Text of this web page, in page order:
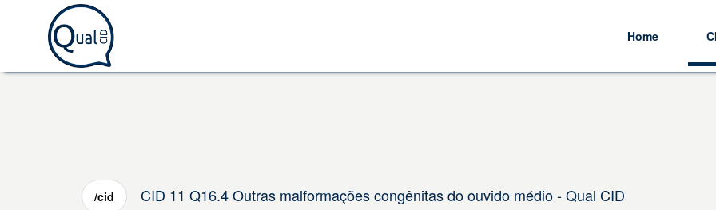
Home
/cid CID 11 Q16.4 Outras malformações congênitas do ouvido médio - Qual CID